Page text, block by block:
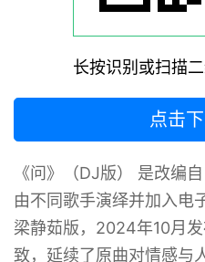
长按识别或扫描
点击
《问》（DJ版） 是改编
由不同歌手演绎并加入电
梁静茹版，2024年10月
致，延续了原曲对情感与